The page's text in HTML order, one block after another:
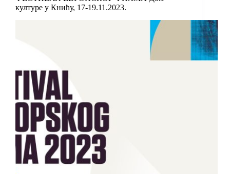
културе у Книћу, 17-19.11.2023.